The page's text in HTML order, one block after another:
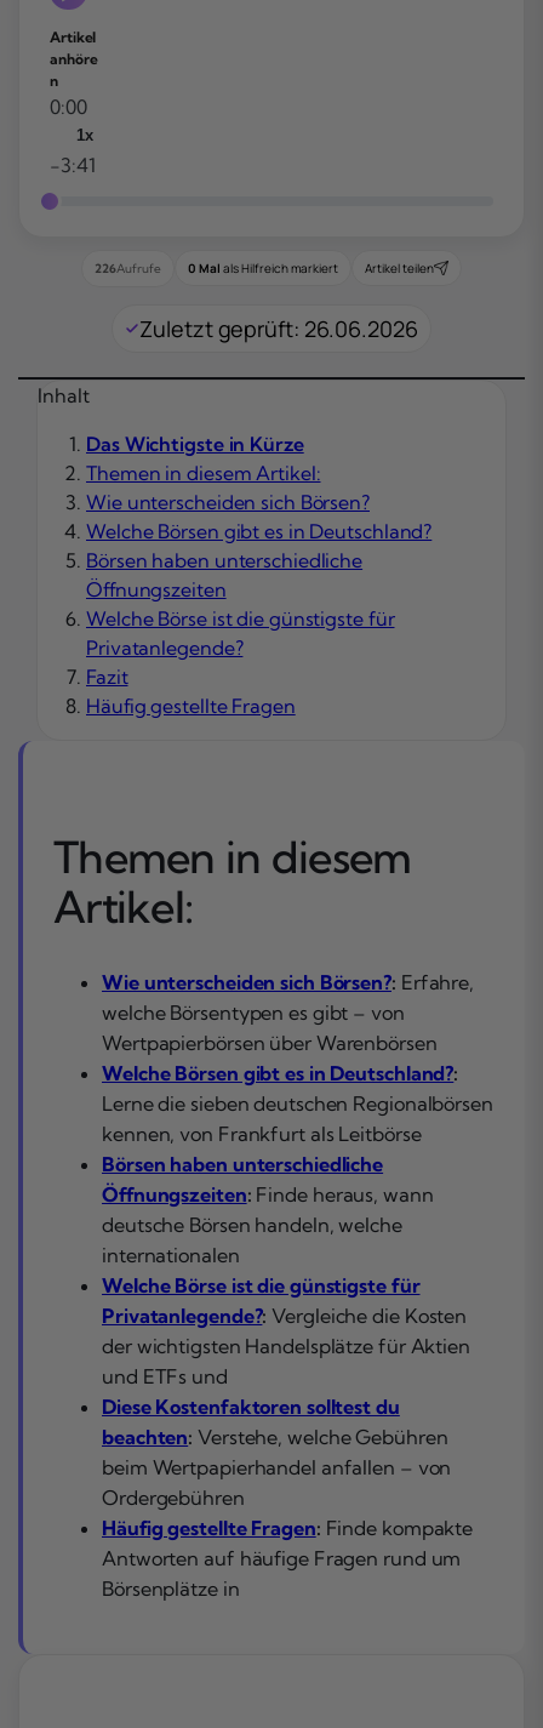
Artikel
anhöre
n
0:00
1x
-3:41
226Aufrufe 0 Mal als Hilfreich markiert Artikel teilen
Zuletzt geprüft: 26.06.2026
Inhalt
Das Wichtigste in Kürze
Themen in diesem Artikel:
Wie unterscheiden sich Börsen?
Welche Börsen gibt es in Deutschland?
Börsen haben unterschiedliche
Öffnungszeiten
Welche Börse ist die günstigste für
Privatanlegende?
Fazit
Häufig gestellte Fragen
Themen in diesem
Artikel:
Wie unterscheiden sich Börsen?: Erfahre,
welche Börsentypen es gibt – von
Wertpapierbörsen über Warenbörsen
Welche Börsen gibt es in Deutschland?:
Lerne die sieben deutschen Regionalbörsen
kennen, von Frankfurt als Leitbörse
Börsen haben unterschiedliche
Öffnungszeiten: Finde heraus, wann
deutsche Börsen handeln, welche
internationalen
Welche Börse ist die günstigste für
Privatanlegende?: Vergleiche die Kosten
der wichtigsten Handelsplätze für Aktien
und ETFs und
Diese Kostenfaktoren solltest du
beachten: Verstehe, welche Gebühren
beim Wertpapierhandel anfallen – von
Ordergebühren
Häufig gestellte Fragen: Finde kompakte
Antworten auf häufige Fragen rund um
Börsenplätze in